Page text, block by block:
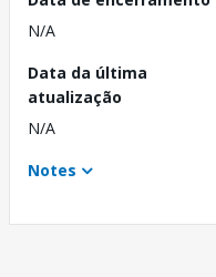
N/A
Data da última
atualização
N/A
Notes